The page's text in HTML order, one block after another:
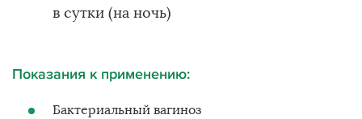
в сутки (на ночь)
Показания к применению:
Бактериальный вагиноз